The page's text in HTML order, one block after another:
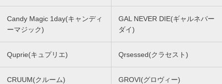
Candy Magic 1day(キャンディ
ーマジック)
GAL NEVER DIE(ギャルネバー
ダイ)
Quprie(キュプリエ) Qrsessed(クラセスト)
CRUUM(クルーム) GROVI(グロヴィー)